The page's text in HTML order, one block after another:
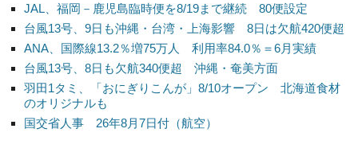
JAL、福岡－鹿児島臨時便を8/19まで継続 80便設定
台風13号、9日も沖縄・台湾・上海影響 8日は欠航420便超
ANA、国際線13.2％増75万人 利用率84.0％＝6月実績
台風13号、8日も欠航340便超 沖縄・奄美方面
羽田1タミ、「おにぎりこんが」8/10オープン 北海道食材
のオリジナルも
国交省人事 26年8月7日付（航空）